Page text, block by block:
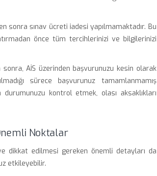
sonra sınav ücreti iadesi yapılmamaktadır. Bu
önce tüm tercihlerinizi ve bilgilerinizi
AİS üzerinden başvurunuzu kesin olarak
sürece başvurunuz tamamlanmamış
durumunuzu kontrol etmek, olası aksaklıkları
Noktalar
dikkat edilmesi gereken önemli detayları da
etkileyebilir.